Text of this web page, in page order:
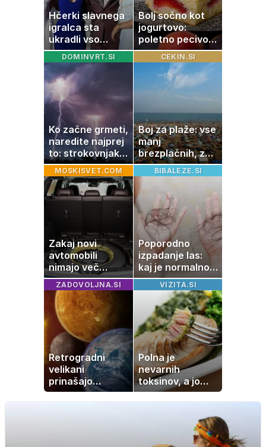
Hčerki slavnega
igralca sta
ukradli vso
pozornost
Bolj sočno kot
jogurtovo:
poletno pecivo,
ki vedno uspe
DOMINVRT.SI
Ko začne grmeti,
naredite najprej
to: strokovnjaki
opozarjajo na
pogosto napako
CEKIN.SI
Boj za plaže: vse
manj
brezplačnih, za
ležalnik in
senčnik tudi več
kot 40 evrov
MOSKISVET.COM
Zakaj novi
avtomobili
nimajo več
rezervne gume?
BIBALEZE.SI
Poporodno
izpadanje las:
kaj je normalno
in kako si
pomagati
ZADOVOLJNA.SI
Retrogradni
velikani
prinašajo
pomembne
premike – kaj
VIZITA.SI
Polna je
nevarnih
toksinov, a jo
imamo vsi radi:
to je najbolj
nezdrava riba, ki
jo mnogi redno